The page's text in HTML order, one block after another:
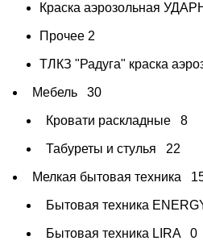
Краска аэрозольная
Прочее 2
ТЛКЗ "Радуга" краска
Мебель 30
Кровати раскладные 8
Табуреты и стулья 22
Мелкая бытовая техника
Бытовая техника
Бытовая техника LIRA 0